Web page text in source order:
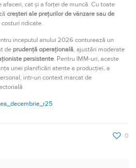
cât și a forței de muncă. Cu toate
creșteri ale prețurilor de vânzare sau de
ridicate.
începutul anului 2026 conturează un
de prudență operațională, ajustări moderate
persistente. Pentru IMM-uri, aceste
unei planificări atente a producției, a
într-un context marcat de
0